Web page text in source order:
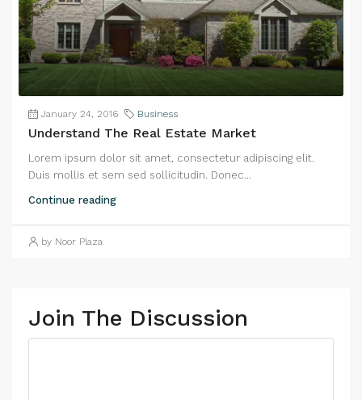
January 24, 2016 Business
Understand The Real Estate Market
Lorem ipsum dolor sit amet, consectetur adipiscing elit.
Duis mollis et sem sed sollicitudin. Donec...
Continue reading
by Noor Plaza
Join The Discussion